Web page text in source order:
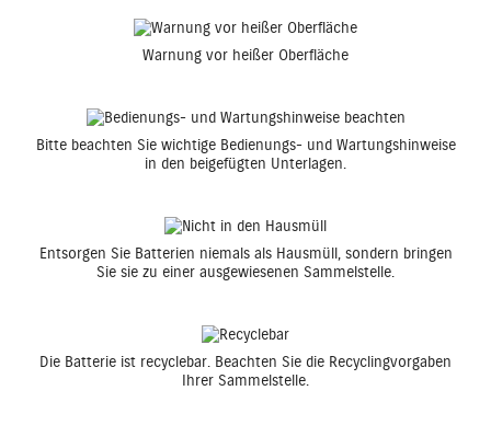
Warnung vor heißer Oberfläche
Bitte beachten Sie wichtige Bedienungs- und Wartungshinweise
in den beigefügten Unterlagen.
Entsorgen Sie Batterien niemals als Hausmüll, sondern bringen
Sie sie zu einer ausgewiesenen Sammelstelle.
Die Batterie ist recyclebar. Beachten Sie die Recyclingvorgaben
Ihrer Sammelstelle.